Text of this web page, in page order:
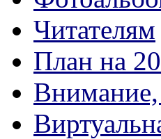
Читателям
План на